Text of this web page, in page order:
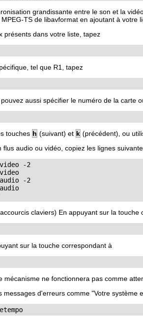
grandissante entre le son et la
TS de libavformat en ajoutant à votre
présents dans votre liste, tapez
tel que R1, tapez
aussi spécifier le numéro de la carte
touches h (suivant) et k (précédent), ou
audio ou vidéo, copiez les lignes
-2
-2
claviers) En appuyant sur la touche
sur la touche correspondant à
mécanisme ne fonctionnera pas comme
messages d'erreurs comme "Votre